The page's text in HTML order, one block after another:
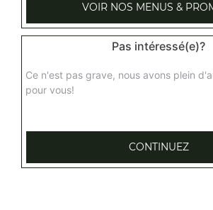
VOIR NOS MENUS &
Pas intéressé(e)?
Ce n'est pas grave, nous avons plein
pour vous!
CONTINUEZ